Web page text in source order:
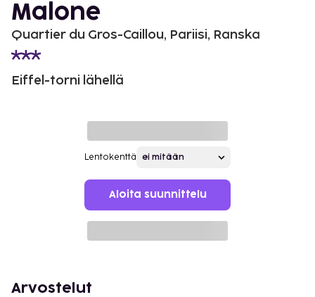
Malone
Quartier du Gros-Caillou, Pariisi, Ranska
Eiffel-torni lähellä
Lentokenttä
Aloita suunnittelu
Arvostelut